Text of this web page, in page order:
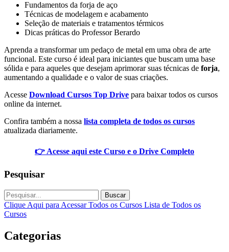
Fundamentos da forja de aço
Técnicas de modelagem e acabamento
Seleção de materiais e tratamentos térmicos
Dicas práticas do Professor Berardo
Aprenda a transformar um pedaço de metal em uma obra de arte
funcional. Este curso é ideal para iniciantes que buscam uma base
sólida e para aqueles que desejam aprimorar suas técnicas de forja,
aumentando a qualidade e o valor de suas criações.
Acesse Download Cursos Top Drive para baixar todos os cursos
online da internet.
Confira também a nossa lista completa de todos os cursos
atualizada diariamente.
👉 Acesse aqui este Curso e o Drive Completo
Pesquisar
Buscar
Clique Aqui para Acessar Todos os Cursos Lista de Todos os
Cursos
Categorias